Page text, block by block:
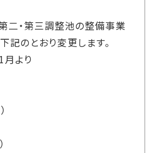
二・第三調整池の整備事業
記のとおり変更します。
月より